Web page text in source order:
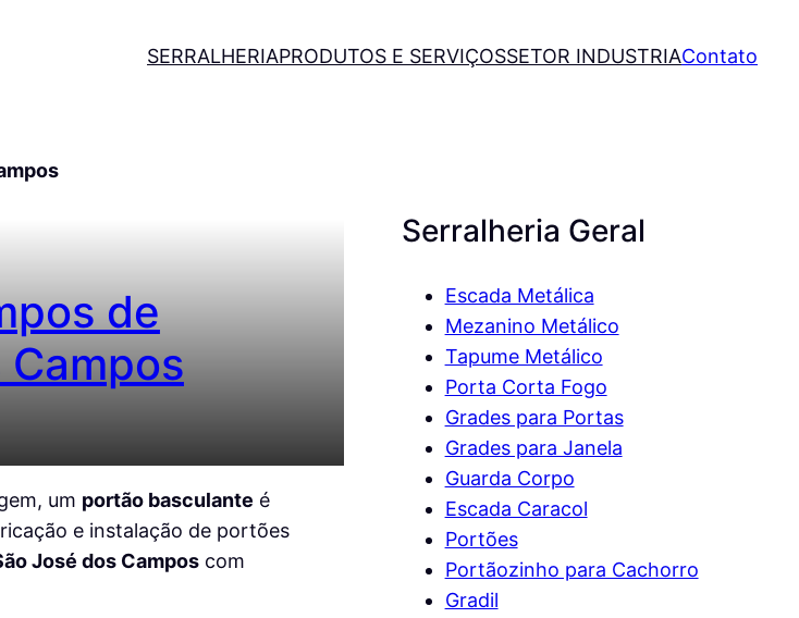
SERRALHERIAPRODUTOS E SERVIÇOSSETOR INDUSTRIAContato
de
um portão basculante é
e instalação de portões
José dos Camposcom
Serralheria Geral
Escada Metálica
Mezanino Metálico
Tapume Metálico
Porta Corta Fogo
Grades para Portas
Grades para Janela
Guarda Corpo
Escada Caracol
Portões
Portãozinho para Cachorro
Gradil